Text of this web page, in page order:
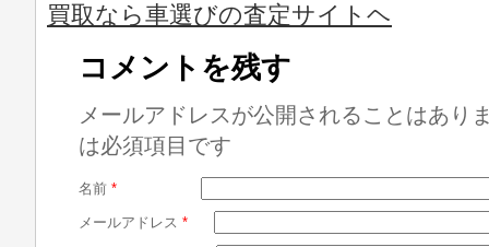
買取なら車選びの査定サイトヘ
コメントを残す
メールアドレスが公開されることはあり
は必須項目です
名前 *
メールアドレス *